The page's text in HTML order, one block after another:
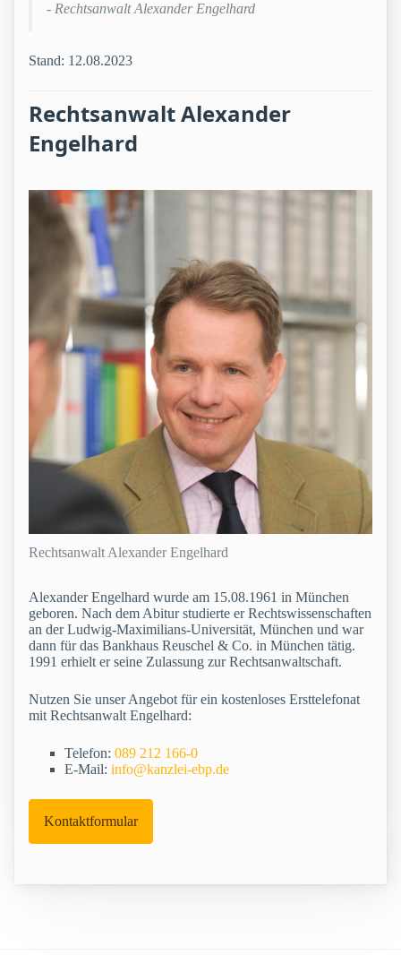
- Rechtsanwalt Alexander Engelhard
Stand: 12.08.2023
Rechtsanwalt Alexander
Engelhard
Rechtsanwalt Alexander Engelhard
Alexander Engelhard wurde am 15.08.1961 in München
geboren. Nach dem Abitur studierte er Rechtswissenschaften
an der Ludwig-Maximilians-Universität, München und war
dann für das Bankhaus Reuschel & Co. in München tätig.
1991 erhielt er seine Zulassung zur Rechtsanwaltschaft.
Nutzen Sie unser Angebot für ein kostenloses Ersttelefonat
mit Rechtsanwalt Engelhard:
Telefon: 089 212 166-0
E-Mail: info@kanzlei-ebp.de
Kontaktformular